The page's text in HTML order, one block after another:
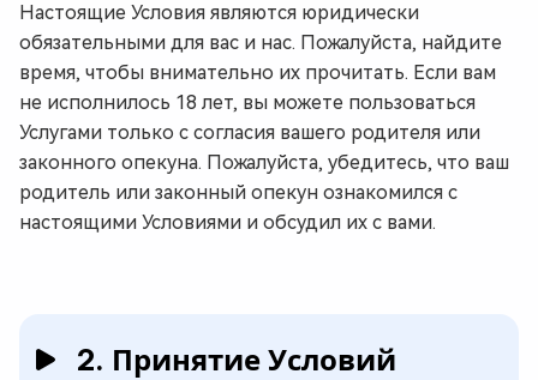
Настоящие Условия являются юридически
обязательными для вас и нас. Пожалуйста, найдите
время, чтобы внимательно их прочитать. Если вам
не исполнилось 18 лет, вы можете пользоваться
Услугами только с согласия вашего родителя или
законного опекуна. Пожалуйста, убедитесь, что ваш
родитель или законный опекун ознакомился с
настоящими Условиями и обсудил их с вами.
2. Принятие Условий